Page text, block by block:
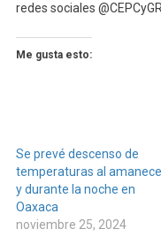
redes sociales
Me gusta esto:
Se prevé descenso de
temperaturas al
y durante la noche en
Oaxaca
noviembre 25, 2024